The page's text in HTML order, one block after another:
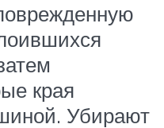
края
Убирают